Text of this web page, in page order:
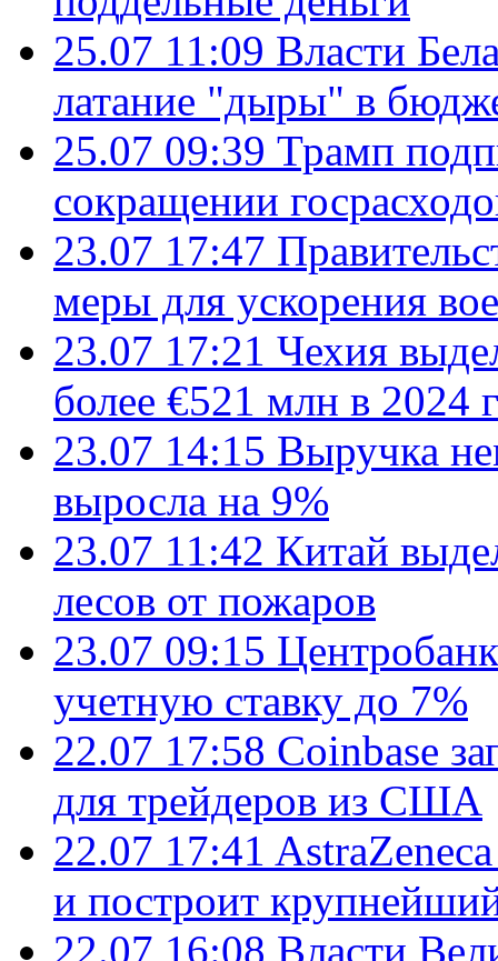
25.07 11:09 Власти
латание "дыры" в
25.07 09:39 Трамп
сокращении
23.07 17:47
меры для ускорения
23.07 17:21 Чехия
более €521 млн в 2024
23.07 14:15 Выручка
выросла на 9%
23.07 11:42 Китай
лесов от пожаров
23.07 09:15
учетную ставку до 7%
22.07 17:58 Coinbase
для трейдеров из США
22.07 17:41
и построит
22.07 16:08 Власти